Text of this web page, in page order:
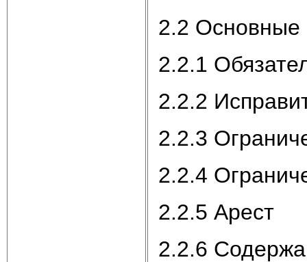
2.2 Основные
2.2.1
2.2.2
2.2.3
2.2.4
2.2.5 Арест
2.2.6